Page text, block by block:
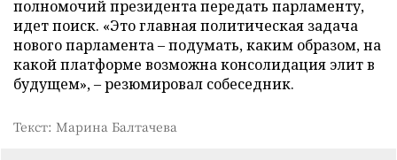
полномочий президента передать парламенту,
идет поиск. «Это главная политическая задача
нового парламента – подумать, каким образом, на
какой платформе возможна консолидация элит в
будущем», – резюмировал собеседник.
Текст: Марина Балтачева